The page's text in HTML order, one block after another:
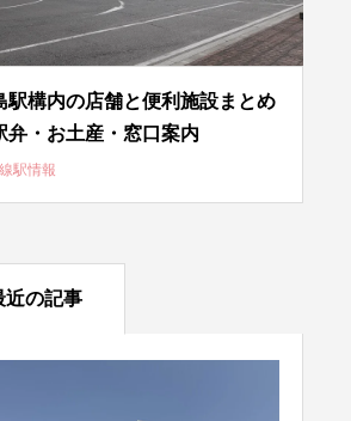
駅構内の店舗と便利施設まとめ
弁・お土産・窓口案内
駅情報
近の記事